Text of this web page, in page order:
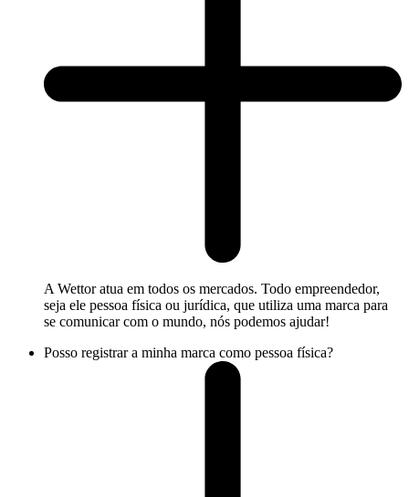
A Wettor atua em todos os mercados. Todo empreendedor,
seja ele pessoa física ou jurídica, que utiliza uma marca para
se comunicar com o mundo, nós podemos ajudar!
Posso registrar a minha marca como pessoa física?